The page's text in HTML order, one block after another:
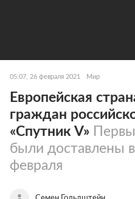
05:07, 26 февраля 2021 Мир
Европейская
граждан
«Спутник V»
были доставлены
февраля